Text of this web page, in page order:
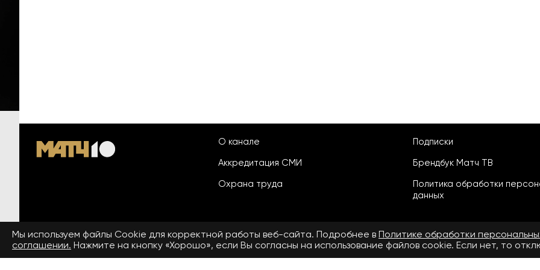
О канале
Аккредитация СМИ
Охрана труда
Подписки
Брендбук Матч ТВ
Политика обработки
данных
© 2026 «ООО «Национальный
спортивный телеканал»
Пользовательское соглашение
Мы используем файлы Сookie для корректной работы веб-сайта. Подробнее в Политике обработки
соглашении. Нажмите на кнопку «Хорошо», если Вы согласны на использование файлов cookie. Если нет, то